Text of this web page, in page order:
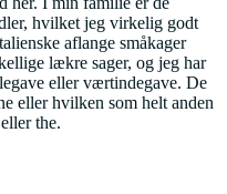
hvilket jeg virkelig godt
aflange småkager
lækre sager, og jeg har
eller værtindegave. De
eller hvilken som helt anden
the.